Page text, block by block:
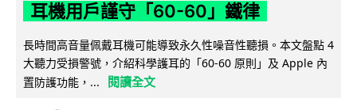
耳機用戶謹守「60-60」鐵律
長時間高音量佩戴耳機可能導致永久性噪音性聽損。本文盤點 4
大聽力受損警號，介紹科學護耳的「60-60 原則」及 Apple 內
置防護功能，...
閱讀全文